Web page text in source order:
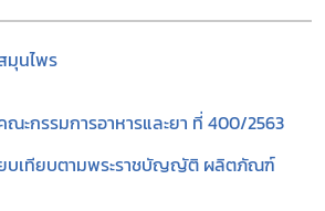
มุนไพร
ะกรรมการอาหารและยา ที่ 400/2563
ยบเทียบตามพระราชบัญญัติ ผลิตภัณฑ์